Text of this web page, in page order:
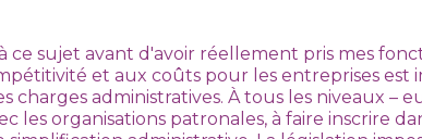
ce sujet avant d'avoir réellement pris mes
et aux coûts pour les entreprises est
administratives. À tous les niveaux –
les organisations patronales, à faire inscrire